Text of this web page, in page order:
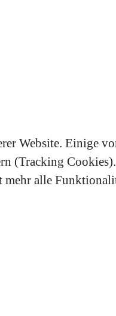
Website. Einige
(Tracking
alle